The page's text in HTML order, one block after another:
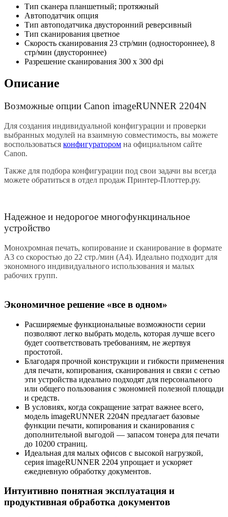
Тип сканера планшетный; протяжный
Автоподатчик опция
Тип автоподатчика двусторонний реверсивный
Тип сканирования цветное
Скорость сканирования 23 стр/мин (одностороннее), 8
стр/мин (двустороннее)
Разрешение сканирования 300 x 300 dpi
Описание
Возможные опции Canon imageRUNNER 2204N
Для создания индивидуальной конфигурации и проверки
выбранных модулей на взаимную совместимость, вы можете
воспользоваться конфигуратором на официальном сайте
Canon.
Также для подбора конфигурации под свои задачи вы всегда
можете обратиться в отдел продаж Принтер-Плоттер.ру.
Надежное и недорогое многофункцинальное
устройство
Монохромная печать, копирование и сканирование в формате
A3 со скоростью до 22 стр./мин (A4). Идеально подходит для
экономного индивидуального использования и малых
рабочих групп.
Экономичное решение «все в одном»
Расширяемые функциональные возможности серии
позволяют легко выбрать модель, которая лучше всего
будет соответствовать требованиям, не жертвуя
простотой.
Благодаря прочной конструкции и гибкости применения
для печати, копирования, сканирования и связи с сетью
эти устройства идеально подходят для персонального
или общего пользования с экономией полезной площади
и средств.
В условиях, когда сокращение затрат важнее всего,
модель imageRUNNER 2204N предлагает базовые
функции печати, копирования и сканирования с
дополнительной выгодой — запасом тонера для печати
до 10200 страниц.
Идеальная для малых офисов с высокой нагрузкой,
серия imageRUNNER 2204 упрощает и ускоряет
ежедневную обработку документов.
Интуитивно понятная эксплуатация и
продуктивная обработка документов